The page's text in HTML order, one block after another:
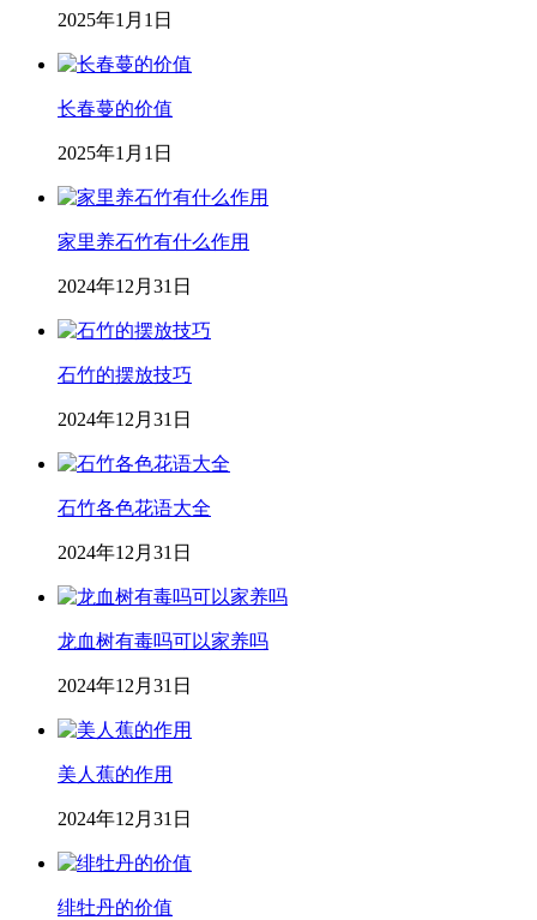
2025年1月1日
长春蔓的价值
2025年1月1日
家里养石竹有什么作用
2024年12月31日
石竹的摆放技巧
2024年12月31日
石竹各色花语大全
2024年12月31日
龙血树有毒吗可以家养吗
2024年12月31日
美人蕉的作用
2024年12月31日
绯牡丹的价值